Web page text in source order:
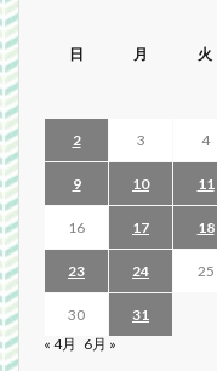
日 月 火
2 3 4
9 10 11
16 17 18
23 24 25
30
31
« 4月 6月 »